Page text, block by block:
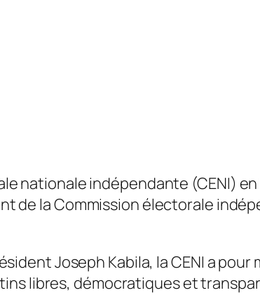
nationale indépendante (CENI)
de la Commission électorale
Joseph Kabila, la CENI a
libres, démocratiques et